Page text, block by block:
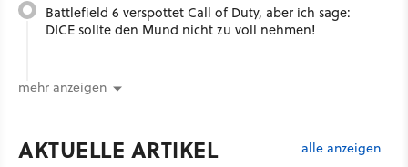
Battlefield 6 verspottet Call of Duty, aber ich sage:
DICE sollte den Mund nicht zu voll nehmen!
mehr anzeigen
AKTUELLE ARTIKEL alle anzeigen